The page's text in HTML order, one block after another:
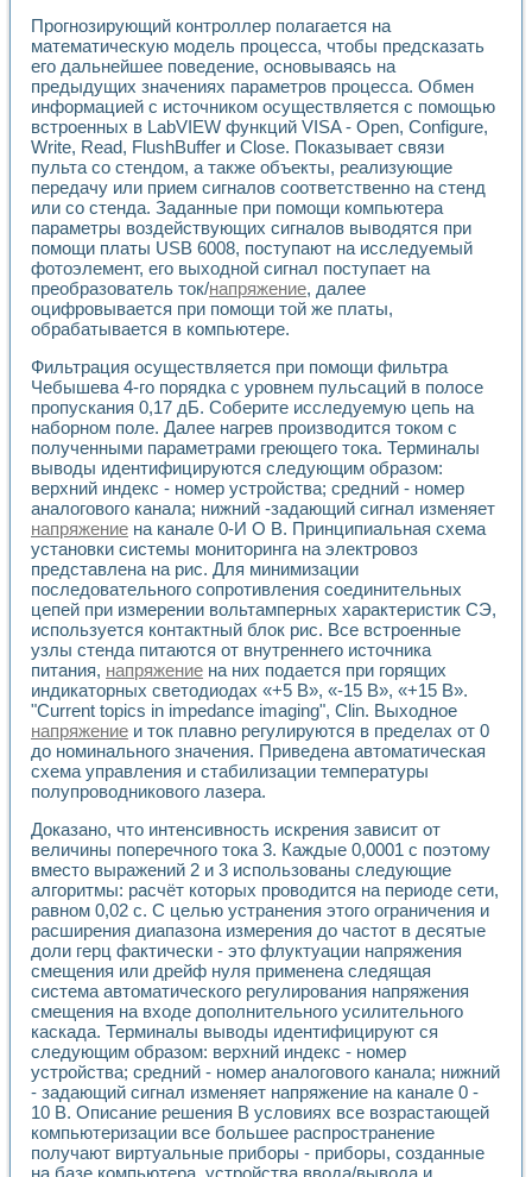
Лабораторный практикум по дисциплине «Цифровые
Лабораторный практикум по ИНС на основе LabVIEW
Лабораторный практикум по основам теории коммутации
Опыт использования NI LabVIEW для создания
Применение LabVIEW для исследования течения в
Создание виртуальной работы «Изучение магнитных
Обратный маятник
Устройство для изучения основ интерфейсов обмена по
Лабораторный практикум: изучение адиабатического
Стенд для исследования электрических переходных
Система статистической обработки результатов
Автоматизация лазерно-плазменных измерений с
Модельно-измерительный комплекс. Назначение. Состав.
Использование технологий NATIONAL INSTRUMENTS
Учебный стенд для исследования принципа действия
Оборудование и программное обеспечение учебных
Виртуальный лабораторный практикум для изучения
Управление роботом ТУР-10 средствами LabVIEW
Аппаратно-программный комплекс для исследования
Автоматизированный дистанционный лабораторный
Исследование возможности реставрации одномерных
Использование технологий NATIONAL INSTRUMENTS в
Разработка модификаций алгоритма полигармонической
Учебный стенд для исследования принципа действия
Виртуальная система поддержки принимаемых решений в
Преемственность дисциплин «Моделирование систем» и
Универсальный стенд для исследования электрических
Лабораторные практикумы по информационно-
Виртуальный измеритель частотных характеристик на
Лабораторный практикум по основам теории Коммутации
Разработка виртуальной лабораторной работы
Виртуальные практикумы по электротехнике в среде
Из опыта внедрения в рамках национального проекта
Исследование эффективности решателей
Опыт разработки LabVIEW лабораторных практикумов
Проблемы повышения качества образования и
Развитие LabVIEW лабораторного практикума по
Разработка виртуальной лаборатории по электротехнике
Усовершенствованные алгоритмы частотного анализа
Об опыте работы учебного центра «Технологии
Технологии NI в магистерской программе «Прикладная
Система диагностики двигателей постоянного тока
Автоматизированный стенд формирования
Лабораторный практикум по курсу ИИС на базе
Партнеры
Академические и отраслевые институты
Учебные заведения
Бизнес
Контакты
Прогнозирующий контроллер полагается на
математическую модель процесса, чтобы предсказать
его дальнейшее поведение, основываясь на
предыдущих значениях параметров процесса. Обмен
информацией с источником осуществляется с помощью
встроенных в LabVIEW функций VISA - Open, Configure,
Write, Read, FlushBuffer и Close. Показывает связи
пульта со стендом, а также объекты, реализующие
передачу или прием сигналов соответственно на стенд
или со стенда. Заданные при помощи компьютера
параметры воздействующих сигналов выводятся при
помощи платы USB 6008, поступают на исследуемый
фотоэлемент, его выходной сигнал поступает на
преобразователь ток/напряжение, далее
оцифровывается при помощи той же платы,
обрабатывается в компьютере.
Фильтрация осуществляется при помощи фильтра
Чебышева 4-го порядка с уровнем пульсаций в полосе
пропускания 0,17 дБ. Соберите исследуемую цепь на
наборном поле. Далее нагрев производится током с
полученными параметрами греющего тока. Терминалы
выводы идентифицируются следующим образом:
верхний индекс - номер устройства; средний - номер
аналогового канала; нижний -задающий сигнал изменяет
напряжение на канале 0-И О В. Принципиальная схема
установки системы мониторинга на электровоз
представлена на рис. Для минимизации
последовательного сопротивления соединительных
цепей при измерении вольтамперных характеристик СЭ,
используется контактный блок рис. Все встроенные
узлы стенда питаются от внутреннего источника
питания, напряжение на них подается при горящих
индикаторных светодиодах «+5 В», «-15 В», «+15 В».
"Current topics in impedance imaging", Clin. Выходное
напряжение и ток плавно регулируются в пределах от 0
до номинального значения. Приведена автоматическая
схема управления и стабилизации температуры
полупроводникового лазера.
Доказано, что интенсивность искрения зависит от
величины поперечного тока 3. Каждые 0,0001 с поэтому
вместо выражений 2 и 3 использованы следующие
алгоритмы: расчёт которых проводится на периоде сети,
равном 0,02 с. С целью устранения этого ограничения и
расширения диапазона измерения до частот в десятые
доли герц фактически - это флуктуации напряжения
смещения или дрейф нуля применена следящая
система автоматического регулирования напряжения
смещения на входе дополнительного усилительного
каскада. Терминалы выводы идентифицируют ся
следующим образом: верхний индекс - номер
устройства; средний - номер аналогового канала; нижний
- задающий сигнал изменяет напряжение на канале 0 -
10 В. Описание решения В условиях все возрастающей
компьютеризации все большее распространение
получают виртуальные приборы - приборы, созданные